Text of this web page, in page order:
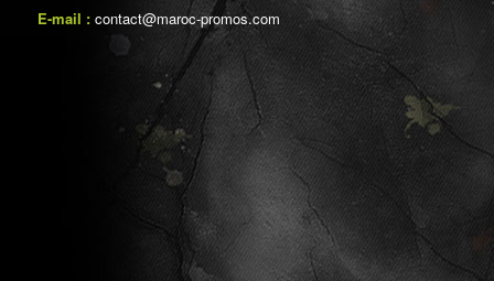
E-mail : contact@maroc-promos.com